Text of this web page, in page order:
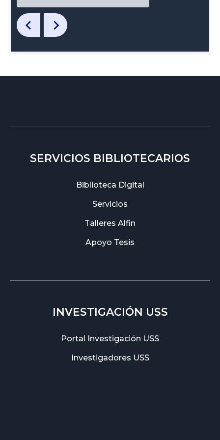
SERVICIOS BIBLIOTECARIOS
Biblioteca Digital
Servicios
Talleres Alfin
Apoyo Tesis
INVESTIGACIÓN USS
Portal Investigación USS
Investigadores USS